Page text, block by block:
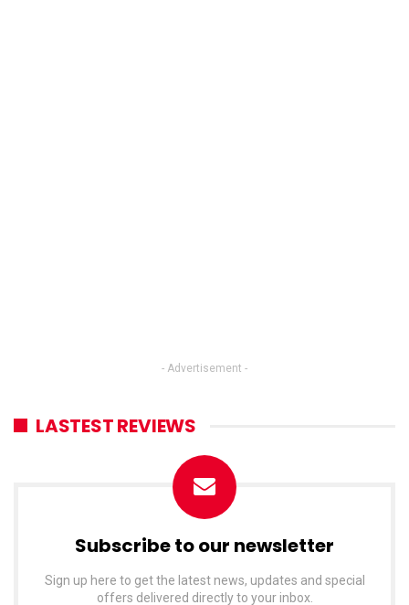
- Advertisement -
LASTEST REVIEWS
Subscribe to our newsletter
Sign up here to get the latest news, updates and special
offers delivered directly to your inbox.